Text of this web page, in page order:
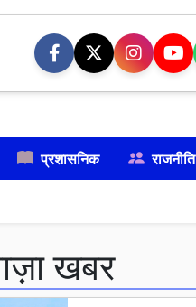
प्रशासनिक राजनीति
खबर